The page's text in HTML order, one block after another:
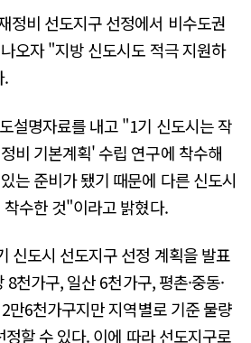
정비 선도지구 선정에서 비수도권
오자 "지방 신도시도 적극 지원하
.
설명자료를 내고 "1기 신도시는 작
비 기본계획' 수립 연구에 착수해
는 준비가 됐기 때문에 다른 신도시
수한 것"이라고 밝혔다.
신도시 선도지구 선정 계획을 발표
천가구, 일산 6천가구, 평촌·중동·
만6천가구지만 지역별로 기준 물량
할 수 있다. 이에 따라 선도지구로